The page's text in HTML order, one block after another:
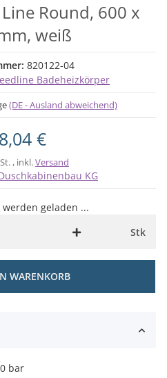
Round, 600 x
weiß
820122-04
Badeheizkörper
(DE - Ausland abweichend)
€
, inkl.Versand
KG
Stk
WARENKORB
geladen ...
bar